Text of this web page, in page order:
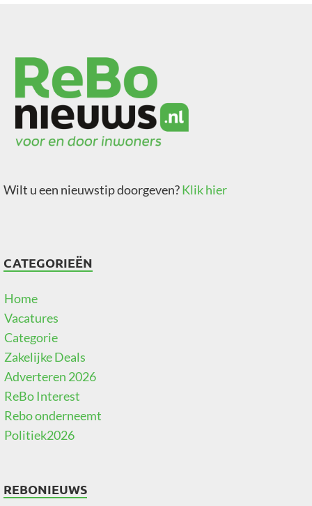
Wilt u een nieuwstip doorgeven?Klik hier
CATEGORIEËN
Home
Vacatures
Categorie
Zakelijke Deals
Adverteren 2026
ReBo Interest
Rebo onderneemt
Politiek2026
REBONIEUWS